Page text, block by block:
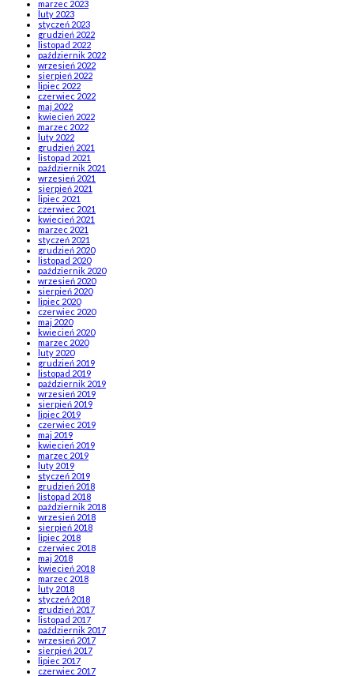
marzec 2023
luty 2023
styczeń 2023
grudzień 2022
listopad 2022
październik 2022
wrzesień 2022
sierpień 2022
lipiec 2022
czerwiec 2022
maj 2022
kwiecień 2022
marzec 2022
luty 2022
grudzień 2021
listopad 2021
październik 2021
wrzesień 2021
sierpień 2021
lipiec 2021
czerwiec 2021
kwiecień 2021
marzec 2021
styczeń 2021
grudzień 2020
listopad 2020
październik 2020
wrzesień 2020
sierpień 2020
lipiec 2020
czerwiec 2020
maj 2020
kwiecień 2020
marzec 2020
luty 2020
grudzień 2019
listopad 2019
październik 2019
wrzesień 2019
sierpień 2019
lipiec 2019
czerwiec 2019
maj 2019
kwiecień 2019
marzec 2019
luty 2019
styczeń 2019
grudzień 2018
listopad 2018
październik 2018
wrzesień 2018
sierpień 2018
lipiec 2018
czerwiec 2018
maj 2018
kwiecień 2018
marzec 2018
luty 2018
styczeń 2018
grudzień 2017
listopad 2017
październik 2017
wrzesień 2017
sierpień 2017
lipiec 2017
czerwiec 2017